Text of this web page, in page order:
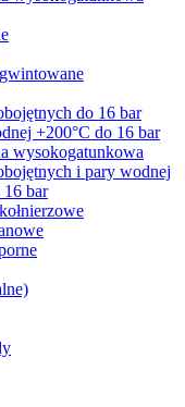
do 16 bar
+200°C do 16 bar
wysokogatunkowa
i pary wodnej
16 bar